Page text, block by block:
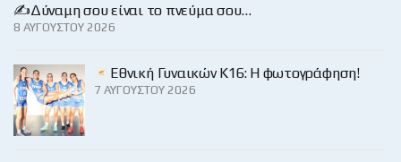
✍️Δύναμη σου είναι το πνεύμα σου…
8 ΑΥΓΟΎΣΤΟΥ 2026
Εθνική Γυναικών Κ16: Η φωτογράφηση!
7 ΑΥΓΟΎΣΤΟΥ 2026